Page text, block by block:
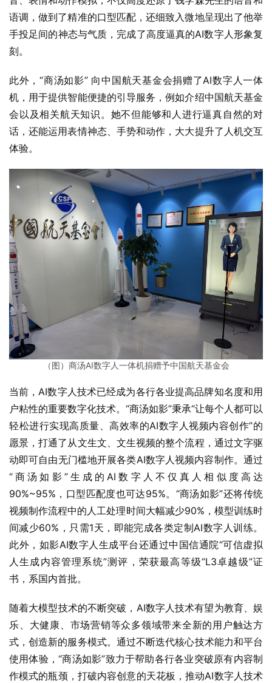
语调，做到了精准的口型匹配，还细致入微地呈现出了他举
手投足间的神态与气质，完成了高度逼真的AI数字人形象复
刻。
此外，“商汤如影” 向中国航天基金会捐赠了AI数字人一体
机，用于提供智能便捷的引导服务，例如介绍中国航天基金
会以及相关航天知识。她不但能够和人进行逼真自然的对
话，还能运用表情神态、手势和动作，大大提升了人机交互
体验。
（图）商汤AI数字人一体机捐赠予中国航天基金会
当前，AI数字人技术已经成为各行各业提高品牌知名度和用
户粘性的重要数字化技术。“商汤如影”秉承“让每个人都可以
轻松进行实现高质量、高效率的AI数字人视频内容创作”的
愿景，打通了从文生文、文生视频的整个流程，通过文字驱
动即可自由无门槛地开展各类AI数字人视频内容制作。通过
“商汤如影”生成的AI数字人不仅真人相似度高达
90%~95%，口型匹配度也可达95%。“商汤如影”还将传统
视频制作流程中的人工处理时间大幅减少90%，模型训练时
间减少60%，只需1天，即能完成各类定制AI数字人训练。
此外，如影AI数字人生成平台还通过中国信通院“可信虚拟
人生成内容管理系统”测评，荣获最高等级“L3卓越级”证
书，系国内首批。
随着大模型技术的不断突破，AI数字人技术有望为教育、娱
乐、大健康、市场营销等众多领域带来全新的用户触达方
式，创造新的服务模式。通过不断迭代核心技术能力和平台
使用体验，“商汤如影”致力于帮助各行各业突破原有内容制
作模式的瓶颈，打破内容创意的天花板，推动AI数字人技术